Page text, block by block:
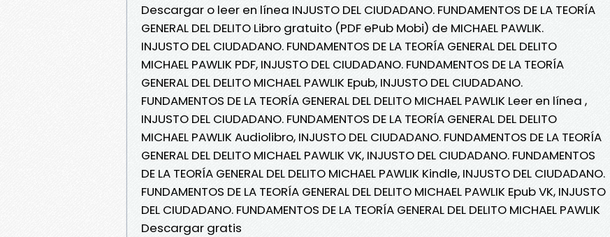
Descargar o leer en línea INJUSTO DEL CIUDADANO. FUNDAMENTOS DE LA TEORÍA
GENERAL DEL DELITO Libro gratuito (PDF ePub Mobi) de MICHAEL PAWLIK.
INJUSTO DEL CIUDADANO. FUNDAMENTOS DE LA TEORÍA GENERAL DEL DELITO
MICHAEL PAWLIK PDF, INJUSTO DEL CIUDADANO. FUNDAMENTOS DE LA TEORÍA
GENERAL DEL DELITO MICHAEL PAWLIK Epub, INJUSTO DEL CIUDADANO.
FUNDAMENTOS DE LA TEORÍA GENERAL DEL DELITO MICHAEL PAWLIK Leer en línea ,
INJUSTO DEL CIUDADANO. FUNDAMENTOS DE LA TEORÍA GENERAL DEL DELITO
MICHAEL PAWLIK Audiolibro, INJUSTO DEL CIUDADANO. FUNDAMENTOS DE LA TEORÍA
GENERAL DEL DELITO MICHAEL PAWLIK VK, INJUSTO DEL CIUDADANO. FUNDAMENTOS
DE LA TEORÍA GENERAL DEL DELITO MICHAEL PAWLIK Kindle, INJUSTO DEL CIUDADANO.
FUNDAMENTOS DE LA TEORÍA GENERAL DEL DELITO MICHAEL PAWLIK Epub VK, INJUSTO
DEL CIUDADANO. FUNDAMENTOS DE LA TEORÍA GENERAL DEL DELITO MICHAEL PAWLIK
Descargar gratis